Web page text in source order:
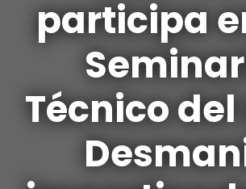
participa
Técnico del